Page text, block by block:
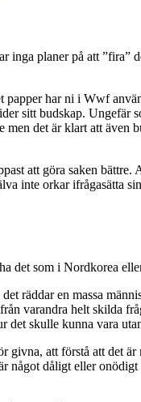
planer på att
har ni i Wwf
sitt budskap.
det är klart att
att göra saken
inte orkar ifrågasätta
det som i Nordkorea
räddar en massa
varandra helt skilda
det skulle kunna vara
givna, att förstå att det
dåligt eller